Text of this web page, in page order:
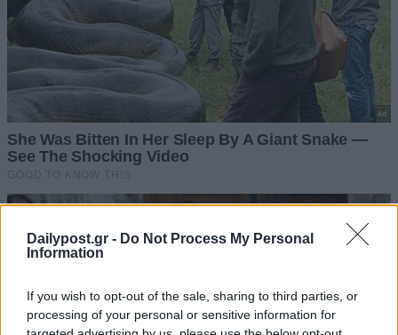
Dailypost.gr - Do Not Process My Personal
Information
If you wish to opt-out of the sale, sharing to third parties, or
processing of your personal or sensitive information for